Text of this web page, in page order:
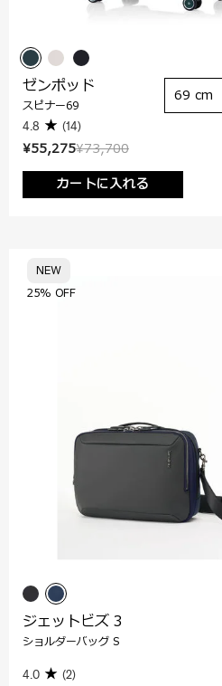
¥73,700
¥55,275
カートに入れる
ゼンポッド
スピナー69
4.8 (14)
69 cm
25% OFF
NEW
ジェットビズ 3
ショルダーバッグ S
4.0 (2)